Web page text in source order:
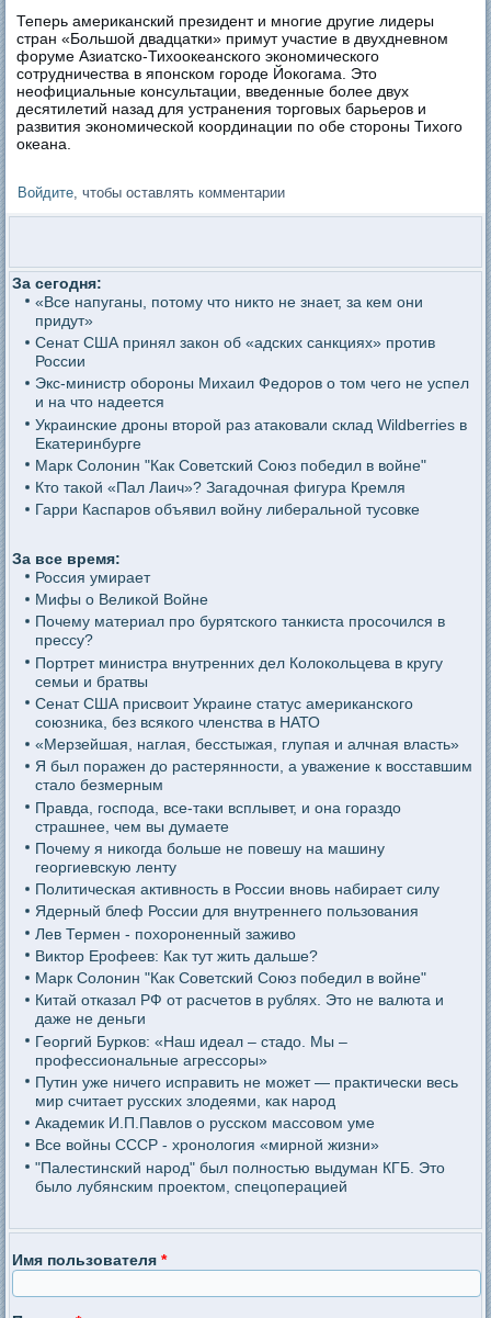
Теперь американский президент и многие другие лидеры
стран «Большой двадцатки» примут участие в двухдневном
форуме Азиатско-Тихоокеанского экономического
сотрудничества в японском городе Йокогама. Это
неофициальные консультации, введенные более двух
десятилетий назад для устранения торговых барьеров и
развития экономической координации по обе стороны Тихого
океана.
Войдите , чтобы оставлять комментарии
За сегодня:
«Все напуганы, потому что никто не знает, за кем они
придут»
Сенат США принял закон об «адских санкциях» против
России
Экс-министр обороны Михаил Федоров о том чего не успел
и на что надеется
Украинские дроны второй раз атаковали склад Wildberries в
Екатеринбурге
Марк Солонин "Как Советский Союз победил в войне"
Кто такой «Пал Лаич»? Загадочная фигура Кремля
Гарри Каспаров объявил войну либеральной тусовке
За все время:
Россия умирает
Мифы о Великой Войне
Почему материал про бурятского танкиста просочился в
прессу?
Портрет министра внутренних дел Колокольцева в кругу
семьи и братвы
Сенат США присвоит Украине статус американского
союзника, без всякого членства в НАТО
«Мерзейшая, наглая, бесстыжая, глупая и алчная власть»
Я был поражен до растерянности, а уважение к восставшим
стало безмерным
Правда, господа, все-таки всплывет, и она гораздо
страшнее, чем вы думаете
Почему я никогда больше не повешу на машину
георгиевскую ленту
Политическая активность в России вновь набирает силу
Ядерный блеф России для внутреннего пользования
Лев Термен - похороненный заживо
Виктор Ерофеев: Как тут жить дальше?
Марк Солонин "Как Советский Союз победил в войне"
Китай отказал РФ от расчетов в рублях. Это не валюта и
даже не деньги
Георгий Бурков: «Наш идеал – стадо. Мы –
профессиональные агрессоры»
Путин уже ничего исправить не может — практически весь
мир считает русских злодеями, как народ
Академик И.П.Павлов о русском массовом уме
Все войны СССР - хронология «мирной жизни»
"Палестинский народ" был полностью выдуман КГБ. Это
было лубянским проектом, спецоперацией
Имя пользователя*